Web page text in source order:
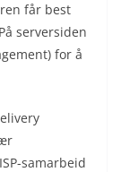
får best
serversiden
for å
samarbeid